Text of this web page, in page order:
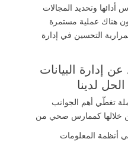
أدائها وتحديد المجالات
هناك عملية مستمرة
التحسين في إدارة
إدارة البيانات
تغطّي أهم الجوانب
خلالها كممارس صحي من
أنظمة المعلومات